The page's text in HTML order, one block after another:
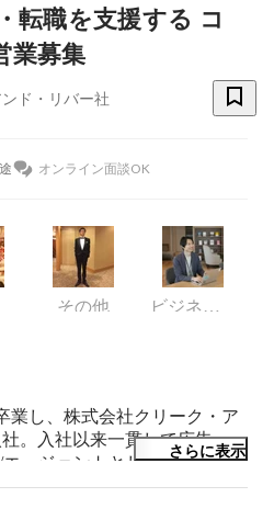
転職を支援する コ
業募集
ド・リバー社
オンライン面談OK
その他 ビジネス・プロデュース・グループ セクションマネージャー
業し、株式会社クリーク・ア
。入社以来一貫して広告・
ージェントとして従事。4年
受賞。
さらに表示